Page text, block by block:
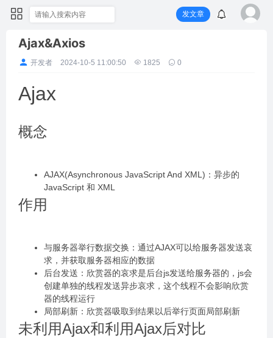
发文章
Ajax&Axios
开发者 2024-10-5 11:00:50 1825 0
Ajax
概念
AJAX(Asynchronous JavaScript And XML)：异步的
JavaScript 和 XML
作用
与服务器举行数据交换：通过AJAX可以给服务器发送哀
求，并获取服务器相应的数据
后台发送：欣赏器的哀求是后台js发送给服务器的，js会
创建单独的线程发送异步哀求，这个线程不会影响欣赏
器的线程运行
局部刷新：欣赏器吸取到结果以后举行页面局部刷新
未利用Ajax和利用Ajax后对比